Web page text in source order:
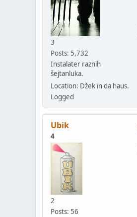
3
Posts: 5,732
Instalater raznih
šejtanluka.
Location: Džek in da haus.
Logged
Ubik
4
2
Posts: 56